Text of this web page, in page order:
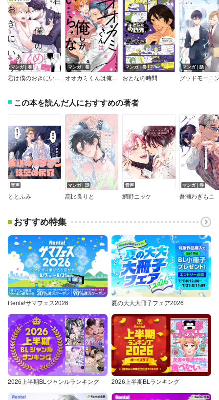
マンガ｜巻
君は僕のおきにいり【単行本版（電子限定描き下ろし付）】
マンガ｜巻
オオカミくんは俺しかいらない【特典ペーパー／電子書籍限定ペーパー付】
マンガ｜巻
おとなの時間
マンガ｜話
この本を読んだ人におすすめの著者
音声
ととふみ
マンガ｜話
高比良りと
音声
鯛野ニッケ
マンガ｜巻
吾瀬わぎもこ
おすすめ特集
Renta!サマフェス2026 夏の大大大冊子フェア2026
2026上半期BLジャンルランキング 2026上半期BLランキング